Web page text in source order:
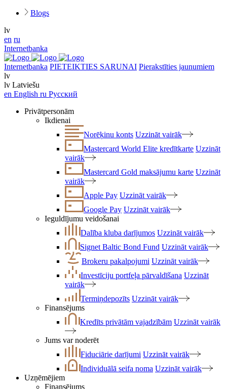
Blogs
lv
en ru
Internetbanka
Internetbanka PIETEIKTIES SARUNAI Pierakstīties jaunumiem
lv
lv Latviešu
en English ru Русский
Privātpersonām
Ikdienai
Norēķinu konts Uzzināt vairāk
Mastercard World Elite kredītkarte Uzzināt
vairāk
Mastercard Gold maksājumu karte Uzzināt
vairāk
Apple Pay Uzzināt vairāk
Google Pay Uzzināt vairāk
Ieguldījumu veidošanai
Dalība kluba darījumos Uzzināt vairāk
Signet Baltic Bond Fund Uzzināt vairāk
Brokeru pakalpojumi Uzzināt vairāk
Investīciju portfeļa pārvaldīšana Uzzināt
vairāk
Termiņdepozīts Uzzināt vairāk
Finansējums
Kredīts privātām vajadzībām Uzzināt vairāk
Jums var noderēt
Fiduciārie darījumi Uzzināt vairāk
Individuālā seifa noma Uzzināt vairāk
Uzņēmējiem
Finansējums